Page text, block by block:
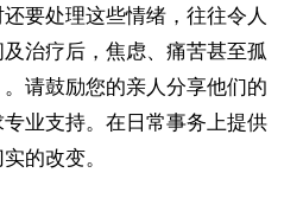
要处理这些情绪，往往令人
治疗后，焦虑、痛苦甚至孤
。请鼓励您的亲人分享他们的
业支持。在日常事务上提供
的改变。